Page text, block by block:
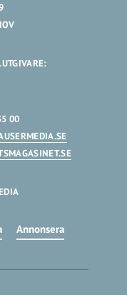
00
Annonsera